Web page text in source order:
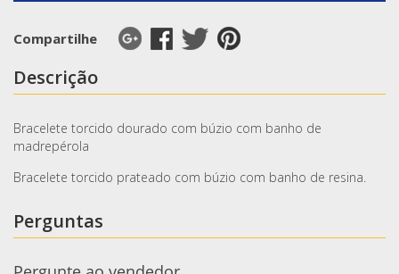
Compartilhe
Descrição
Bracelete torcido dourado com búzio com banho de
madrepérola
Bracelete torcido prateado com búzio com banho de resina.
Perguntas